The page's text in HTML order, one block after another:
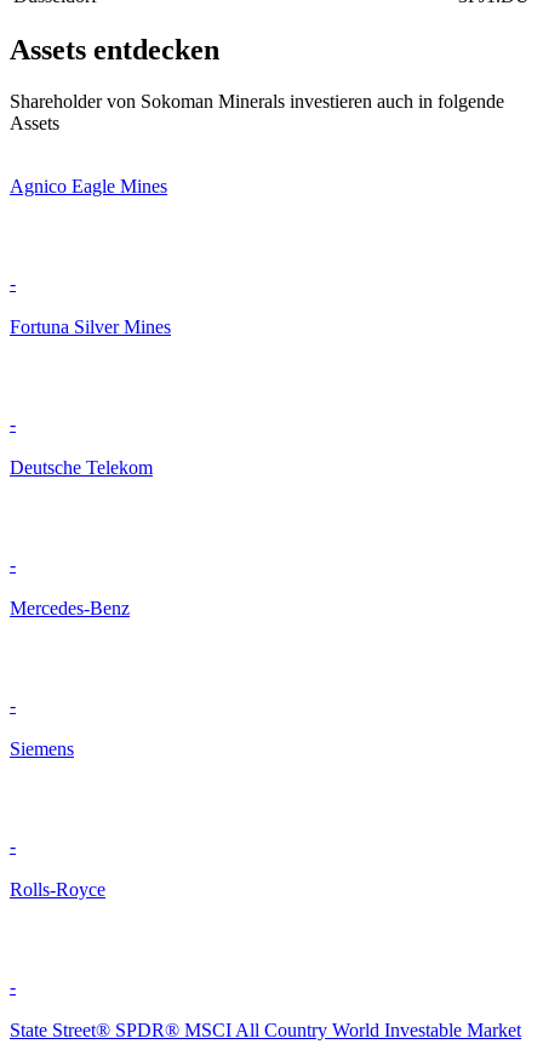
Assets entdecken
Shareholder von Sokoman Minerals investieren auch in folgende
Assets
Agnico Eagle Mines
-
Fortuna Silver Mines
-
Deutsche Telekom
-
Mercedes-Benz
-
Siemens
-
Rolls-Royce
-
State Street® SPDR® MSCI All Country World Investable Market